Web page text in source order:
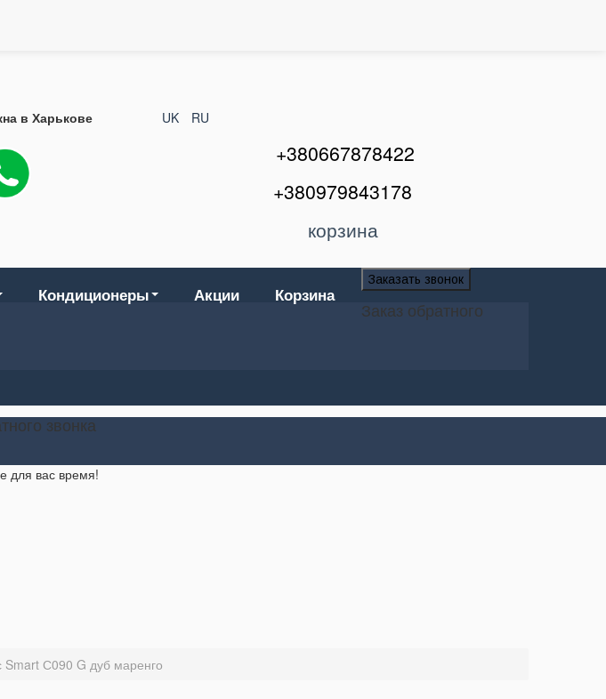
в Харькове UK RU
+380667878422
+380979843178
корзина
Кондиционеры Акции Корзина
Заказать звонок
Заказ обратного
звонка
для вас время!
С090 G дуб маренго